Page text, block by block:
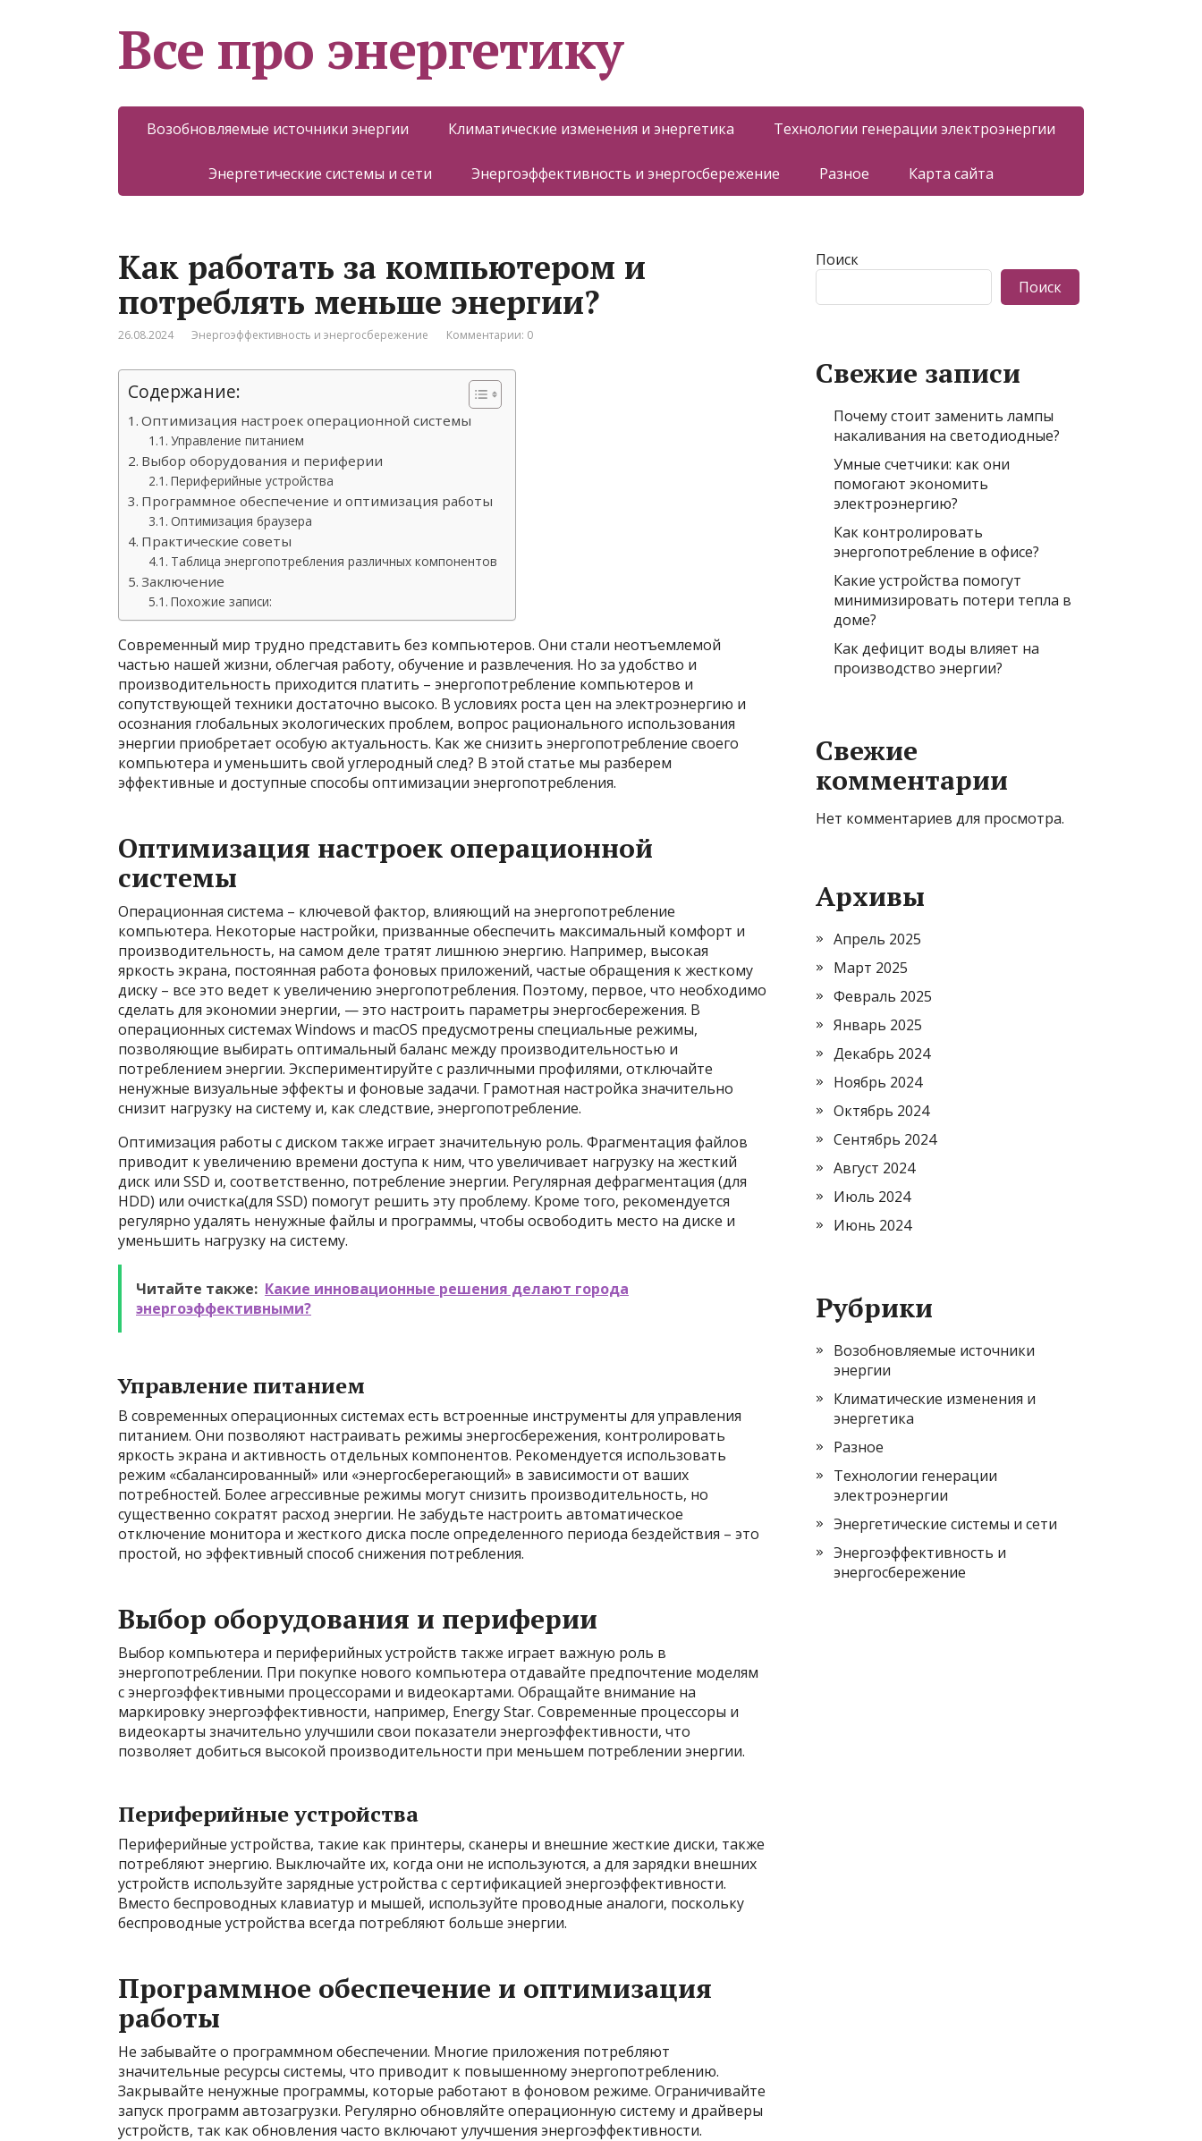
Все про энергетику
Возобновляемые источники энергии Климатические изменения и энергетика Технологии генерации электроэнергии
Энергетические системы и сети Энергоэффективность и энергосбережение Разное Карта сайта
Как работать за компьютером и
потреблять меньше энергии?
26.08.2024 Энергоэффективность и энергосбережение Комментарии: 0
Содержание:
Оптимизация настроек операционной системы
Управление питанием
Выбор оборудования и периферии
Периферийные устройства
Программное обеспечение и оптимизация работы
Оптимизация браузера
Практические советы
Таблица энергопотребления различных компонентов
Заключение
Похожие записи:
Современный мир трудно представить без компьютеров. Они стали неотъемлемой
частью нашей жизни, облегчая работу, обучение и развлечения. Но за удобство и
производительность приходится платить – энергопотребление компьютеров и
сопутствующей техники достаточно высоко. В условиях роста цен на электроэнергию и
осознания глобальных экологических проблем, вопрос рационального использования
энергии приобретает особую актуальность. Как же снизить энергопотребление своего
компьютера и уменьшить свой углеродный след? В этой статье мы разберем
эффективные и доступные способы оптимизации энергопотребления.
Оптимизация настроек операционной
системы
Операционная система – ключевой фактор, влияющий на энергопотребление
компьютера. Некоторые настройки, призванные обеспечить максимальный комфорт и
производительность, на самом деле тратят лишнюю энергию. Например, высокая
яркость экрана, постоянная работа фоновых приложений, частые обращения к жесткому
диску – все это ведет к увеличению энергопотребления. Поэтому, первое, что необходимо
сделать для экономии энергии, — это настроить параметры энергосбережения. В
операционных системах Windows и macOS предусмотрены специальные режимы,
позволяющие выбирать оптимальный баланс между производительностью и
потреблением энергии. Экспериментируйте с различными профилями, отключайте
ненужные визуальные эффекты и фоновые задачи. Грамотная настройка значительно
снизит нагрузку на систему и, как следствие, энергопотребление.
Оптимизация работы с диском также играет значительную роль. Фрагментация файлов
приводит к увеличению времени доступа к ним, что увеличивает нагрузку на жесткий
диск или SSD и, соответственно, потребление энергии. Регулярная дефрагментация (для
HDD) или очистка(для SSD) помогут решить эту проблему. Кроме того, рекомендуется
регулярно удалять ненужные файлы и программы, чтобы освободить место на диске и
уменьшить нагрузку на систему.
Читайте также: Какие инновационные решения делают города
энергоэффективными?
Управление питанием
В современных операционных системах есть встроенные инструменты для управления
питанием. Они позволяют настраивать режимы энергосбережения, контролировать
яркость экрана и активность отдельных компонентов. Рекомендуется использовать
режим «сбалансированный» или «энергосберегающий» в зависимости от ваших
потребностей. Более агрессивные режимы могут снизить производительность, но
существенно сократят расход энергии. Не забудьте настроить автоматическое
отключение монитора и жесткого диска после определенного периода бездействия – это
простой, но эффективный способ снижения потребления.
Выбор оборудования и периферии
Выбор компьютера и периферийных устройств также играет важную роль в
энергопотреблении. При покупке нового компьютера отдавайте предпочтение моделям
с энергоэффективными процессорами и видеокартами. Обращайте внимание на
маркировку энергоэффективности, например, Energy Star. Современные процессоры и
видеокарты значительно улучшили свои показатели энергоэффективности, что
позволяет добиться высокой производительности при меньшем потреблении энергии.
Периферийные устройства
Периферийные устройства, такие как принтеры, сканеры и внешние жесткие диски, также
потребляют энергию. Выключайте их, когда они не используются, а для зарядки внешних
устройств используйте зарядные устройства с сертификацией энергоэффективности.
Вместо беспроводных клавиатур и мышей, используйте проводные аналоги, поскольку
беспроводные устройства всегда потребляют больше энергии.
Программное обеспечение и оптимизация
работы
Не забывайте о программном обеспечении. Многие приложения потребляют
значительные ресурсы системы, что приводит к повышенному энергопотреблению.
Закрывайте ненужные программы, которые работают в фоновом режиме. Ограничивайте
запуск программ автозагрузки. Регулярно обновляйте операционную систему и драйверы
устройств, так как обновления часто включают улучшения энергоэффективности.
Поиск
Поиск
Свежие записи
Почему стоит заменить лампы
накаливания на светодиодные?
Умные счетчики: как они
помогают экономить
электроэнергию?
Как контролировать
энергопотребление в офисе?
Какие устройства помогут
минимизировать потери тепла в
доме?
Как дефицит воды влияет на
производство энергии?
Свежие
комментарии
Нет комментариев для просмотра.
Архивы
Апрель 2025
Март 2025
Февраль 2025
Январь 2025
Декабрь 2024
Ноябрь 2024
Октябрь 2024
Сентябрь 2024
Август 2024
Июль 2024
Июнь 2024
Рубрики
Возобновляемые источники
энергии
Климатические изменения и
энергетика
Разное
Технологии генерации
электроэнергии
Энергетические системы и сети
Энергоэффективность и
энергосбережение